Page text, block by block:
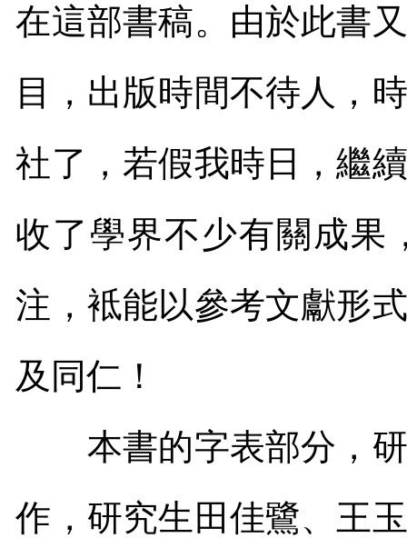
在這部書稿。由於此書
目，出版時間不待人，
社了，若假我時日
，繼
收了學界不少有關成果
注，袛能以參考文獻形
及同仁！
本書的字表部分，研
作，研究生田佳鷺、王